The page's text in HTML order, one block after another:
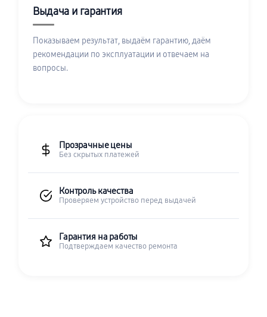
Выдача и гарантия
Показываем результат, выдаём гарантию, даём
рекомендации по эксплуатации и отвечаем на
вопросы.
Прозрачные цены
Без скрытых платежей
Контроль качества
Проверяем устройство перед выдачей
Гарантия на работы
Подтверждаем качество ремонта